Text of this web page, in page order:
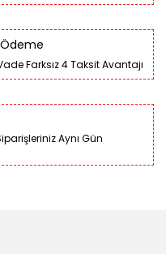
Ödeme
Farksız 4 Taksit Avantajı
Aynı Gün